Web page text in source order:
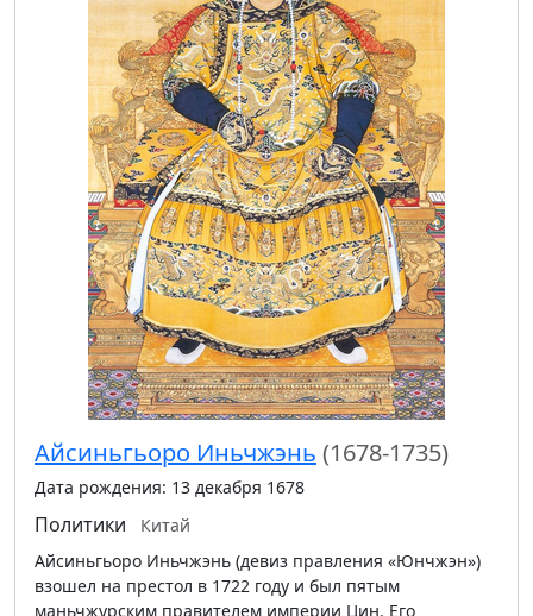
Айсиньгьоро Иньчжэнь (1678-1735)
Дата рождения: 13 декабря 1678
Политики
Китай
Айсиньгьоро Иньчжэнь (девиз правления «Юнчжэн»)
взошел на престол в 1722 году и был пятым
маньчжурским правителем империи Цин. Его